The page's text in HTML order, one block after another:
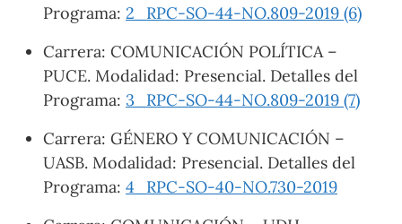
Programa: 2_RPC-SO-44-NO.809-2019 (6)
Carrera: COMUNICACIÓN POLÍTICA –
PUCE. Modalidad: Presencial. Detalles del
Programa: 3_RPC-SO-44-NO.809-2019 (7)
Carrera: GÉNERO Y COMUNICACIÓN –
UASB. Modalidad: Presencial. Detalles del
Programa: 4_RPC-SO-40-NO.730-2019